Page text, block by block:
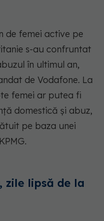
de femei active pe
s-au confruntat
în ultimul an,
de Vodafone. La
femei ar putea fi
domestică și abuz,
pe baza unei
zile lipsă de la